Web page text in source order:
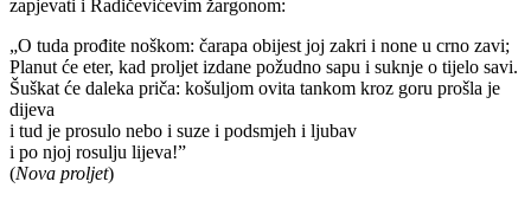
zapjevati i Radičevićevim žargonom:
„O tuda prođite noškom: čarapa obijest joj zakri i none u crno zavi;
Planut će eter, kad proljet izdane požudno sapu i suknje o tijelo savi.
Šuškat će daleka priča: košuljom ovita tankom kroz goru prošla je
dijeva
i tud je prosulo nebo i suze i podsmjeh i ljubav
i po njoj rosulju lijeva!”
(Nova proljet)